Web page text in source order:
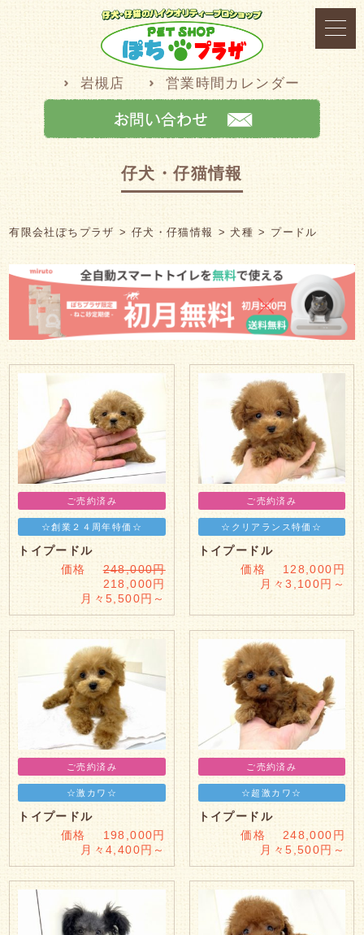
岩槻店 営業時間カレンダー
仔犬・仔猫情報
有限会社ぽちプラザ 仔犬・仔猫情報 犬種 プードル
ご売約済み
☆創業２４周年特価☆
トイプードル
価格248,000円
218,000円
月々5,500円～
ご売約済み
☆クリアランス特価☆
トイプードル
価格 128,000円
月々3,100円～
ご売約済み
☆激カワ☆
トイプードル
価格 198,000円
月々4,400円～
ご売約済み
☆超激カワ☆
トイプードル
価格 248,000円
月々5,500円～